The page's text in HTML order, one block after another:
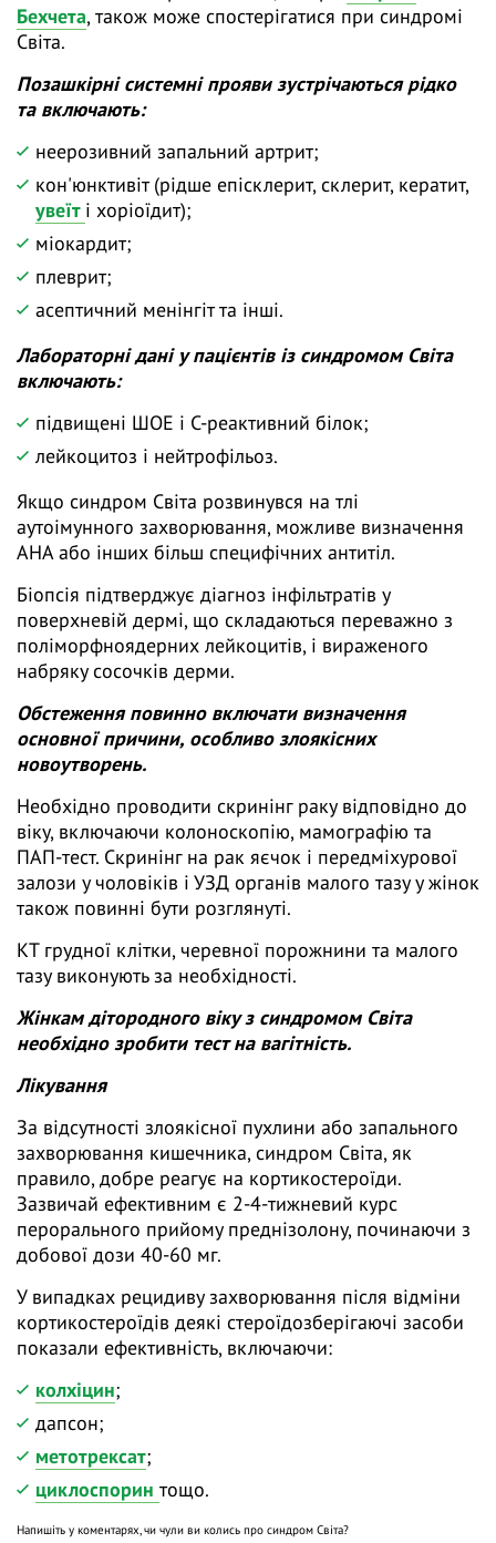
Бехчета, також може спостерігатися при синдромі
Світа.
Позашкірні системні прояви зустрічаються рідко
та включають:
неерозивний запальний артрит;
кон'юнктивіт (рідше епісклерит, склерит, кератит,
увеїт і хоріоїдит);
міокардит;
плеврит;
асептичний менінгіт та інші.
Лабораторні дані у пацієнтів із синдромом Світа
включають:
підвищені ШОЕ і С-реактивний білок;
лейкоцитоз і нейтрофільоз.
Якщо синдром Світа розвинувся на тлі
аутоімунного захворювання, можливе визначення
АНА або інших більш специфічних антитіл.
Біопсія підтверджує діагноз інфільтратів у
поверхневій дермі, що складаються переважно з
поліморфноядерних лейкоцитів, і вираженого
набряку сосочків дерми.
Обстеження повинно включати визначення
основної причини, особливо злоякісних
новоутворень.
Необхідно проводити скринінг раку відповідно до
віку, включаючи колоноскопію, мамографію та
ПАП-тест. Скринінг на рак яєчок і передміхурової
залози у чоловіків і УЗД органів малого тазу у жінок
також повинні бути розглянуті.
КТ грудної клітки, черевної порожнини та малого
тазу виконують за необхідності.
Жінкам дітородного віку з синдромом Світа
необхідно зробити тест на вагітність.
Лікування
За відсутності злоякісної пухлини або запального
захворювання кишечника, синдром Світа, як
правило, добре реагує на кортикостероїди.
Зазвичай ефективним є 2-4-тижневий курс
перорального прийому преднізолону, починаючи з
добової дози 40-60 мг.
У випадках рецидиву захворювання після відміни
кортикостероїдів деякі стероїдозберігаючі засоби
показали ефективність, включаючи:
колхіцин;
дапсон;
метотрексат;
циклоспорин тощо.
Напишіть у коментарях, чи чули ви колись про синдром Світа?